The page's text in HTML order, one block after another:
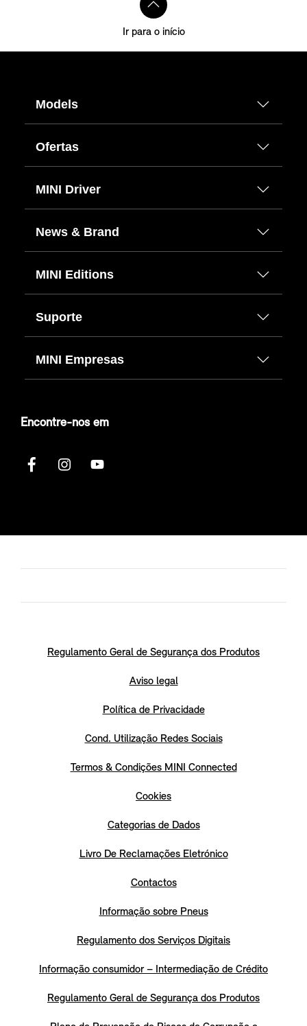
Ir para o início
Models
Ofertas
MINI Driver
News & Brand
MINI Editions
Suporte
MINI Empresas
Encontre-nos em
Regulamento Geral de Segurança dos Produtos
Aviso legal
Política de Privacidade
Cond. Utilização Redes Sociais
Termos & Condições MINI Connected
Cookies
Categorias de Dados
Livro De Reclamações Eletrónico
Contactos
Informação sobre Pneus
Regulamento dos Serviços Digitais
Informação consumidor – Intermediação de Crédito
Regulamento Geral de Segurança dos Produtos